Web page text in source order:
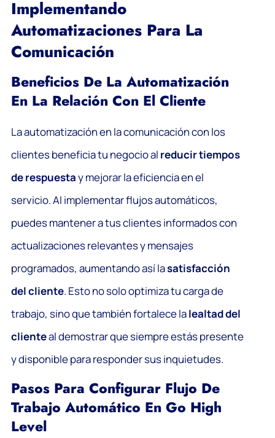
Implementando
Automatizaciones Para La
Comunicación
Beneficios De La Automatización
En La Relación Con El Cliente
La automatización en la comunicación con los
clientes beneficia tu negocio al reducir tiempos
de respuestay mejorar la eficiencia en el
servicio. Al implementar flujos automáticos,
puedes mantener a tus clientes informados con
actualizaciones relevantes y mensajes
programados, aumentando así lasatisfacción
del cliente. Esto no solo optimiza tu carga de
trabajo, sino que también fortalece lalealtad del
clienteal demostrar que siempre estás presente
y disponible para responder sus inquietudes.
Pasos Para Configurar Flujo De
Trabajo Automático En Go High
Level